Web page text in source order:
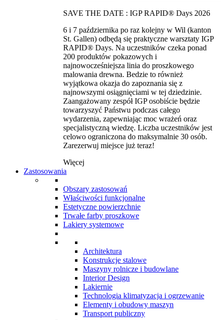
SAVE THE DATE : IGP RAPID® Days 2026
6 i 7 października po raz kolejny w Wil (kanton
St. Gallen) odbędą się praktyczne warsztaty IGP
RAPID® Days. Na uczestników czeka ponad
200 produktów pokazowych i
najnowocześniejsza linia do proszkowego
malowania drewna. Bedzie to również
wyjątkowa okazja do zapoznania się z
najnowszymi osiągnięciami w tej dziedzinie.
Zaangażowany zespół IGP osobiście będzie
towarzyszyć Państwu podczas całego
wydarzenia, zapewniając moc wrażeń oraz
specjalistyczną wiedzę. Liczba uczestników jest
celowo ograniczona do maksymalnie 30 osób.
Zarezerwuj miejsce już teraz!
Więcej
Zastosowania
Obszary zastosowań
Właściwości funkcjonalne
Estetyczne powierzchnie
Trwałe farby proszkowe
Lakiery systemowe
Architektura
Konstrukcje stalowe
Maszyny rolnicze i budowlane
Interior Design
Lakiernie
Technologia klimatyzacja i ogrzewanie
Elementy i obudowy maszyn
Transport publiczny